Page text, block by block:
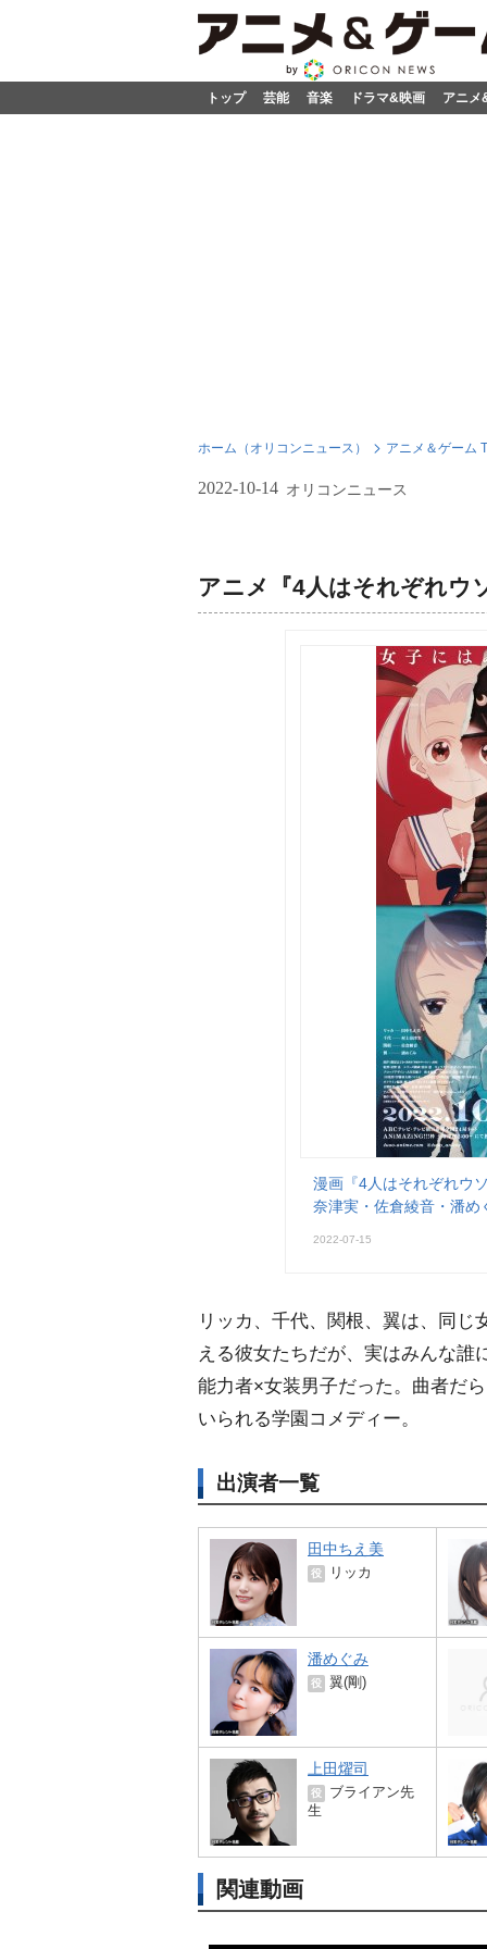
トップ 芸能 音楽 ドラマ&映画 アニメ
ホーム（オリコンニュース） アニメ＆ゲーム
2022-10-14 オリコンニュース
アニメ『4人はそれぞれウ
漫画『4人はそれぞれウ
奈津実・佐倉綾音・潘
2022-07-15
リッカ、千代、関根、翼は、同
える彼女たちだが、実はみんな
能力者×女装男子だった。曲者だ
いられる学園コメディー。
出演者一覧
田中ちえ美
役 リッカ
潘めぐみ
役 翼(剛)
上田燿司
役
ブライアン先
生
関連動画